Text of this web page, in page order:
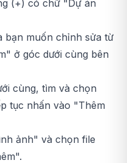
(+) có chữ "Dự án
bạn muốn chỉnh sửa từ
ở góc dưới cùng bên
cùng, tìm và chọn
tục nhấn vào "Thêm
ảnh" và chọn file